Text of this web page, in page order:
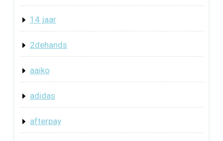
14 jaar
2dehands
aaiko
adidas
afterpay